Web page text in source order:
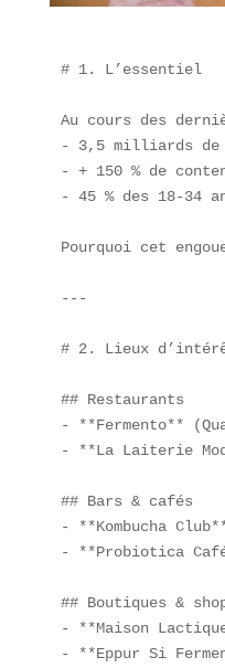
# 1. L’essentiel
Au cours des
- 3,5 milliards de
- + 150 % de
- 45 % des 18-34
Pourquoi cet
---
# 2. Lieux
## Restaurants
- **Fermento**
- **La Laiterie
## Bars & cafés
- **Kombucha
- **Probiotica
## Boutiques &
- **Maison
- **Eppur Si